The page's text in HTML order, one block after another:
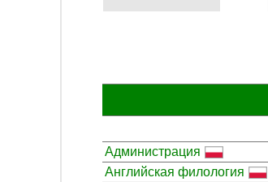
Администрация
Английская филология